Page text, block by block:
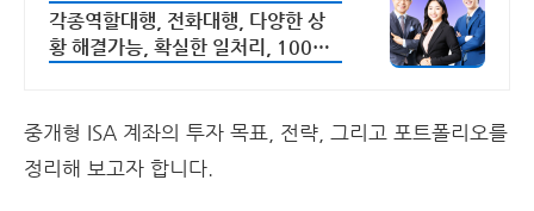
양하고 어려운 상황해결가능
각종역할대행, 전화대행, 다양한 상
황 해결가능, 확실한 일처리, 100%
해결이 가능합니다.
중개형 ISA 계좌의 투자 목표, 전략, 그리고 포트폴리오를
정리해 보고자 합니다.